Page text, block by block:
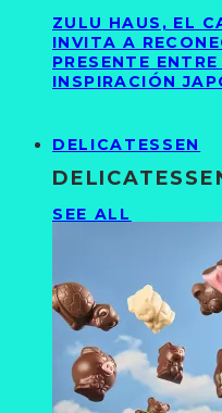
ZULU HAUS, EL
INVITA A
PRESENTE
INSPIRACIÓN
DELICATESSEN
SEE ALL